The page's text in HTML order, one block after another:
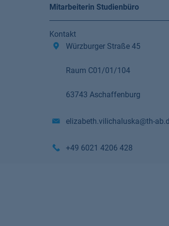
Mitarbeiterin Studienbüro
Kontakt
Würzburger Straße 45
Raum C01/01/104
63743 Aschaffenburg
elizabeth.vilichaluska@th-
+49 6021 4206 428